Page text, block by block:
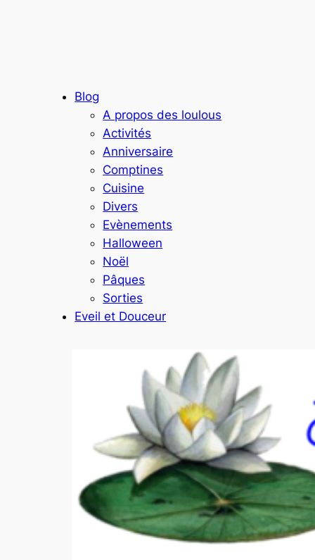
Blog
A propos des loulous
Activités
Anniversaire
Comptines
Cuisine
Divers
Evènements
Halloween
Noël
Pâques
Sorties
Eveil et Douceur